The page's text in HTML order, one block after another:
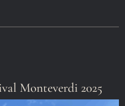
Monteverdi 2025